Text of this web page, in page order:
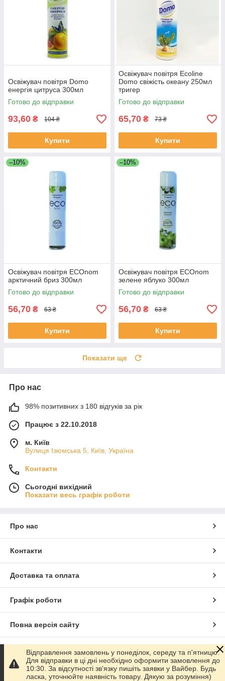
Освіжувач повітря Domo
енергія цитруса 300мл
Готово до відправки
93,60 ₴ 104 ₴
Купити
Освіжувач повітря Ecoline
Domo свіжість океану 250мл
тригер
Готово до відправки
65,70 ₴ 73 ₴
Купити
–10%
Освіжувач повітря ECOnom
арктичний бриз 300мл
Готово до відправки
56,70 ₴ 63 ₴
Купити
–10%
Освіжувач повітря ECOnom
зелене яблуко 300мл
Готово до відправки
56,70 ₴ 63 ₴
Купити
Показати ще
Про нас
98% позитивних з 180 відгуків за рік
Працює з 22.10.2018
м. Київ
Вулиця Ізюмська 5, Київ, Україна
Контакти
Сьогодні вихідний
Показати весь графік роботи
Про нас
Контакти
Доставка та оплата
Графік роботи
Повна версія сайту
Сайт створено на маркетплейсіProm.ua
Політика конфіденційності
Відправлення замовлень у понеділок, середу та п'ятницю.
Для відправки в ці дні необхідно оформити замовлення до
10:30. За відсутності зв'язку пишіть заявки у Вайбер. Будь
ласка, уточнюйте наявність товару. Дякую за розуміння)